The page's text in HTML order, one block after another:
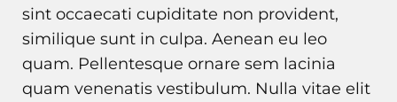
sint occaecati cupiditate non provident,
similique sunt in culpa. Aenean eu leo
quam. Pellentesque ornare sem lacinia
quam venenatis vestibulum. Nulla vitae elit